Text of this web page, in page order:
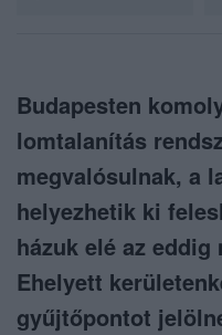
Budapesten
lomtalanítás
megvalósulnak, a
helyezhetik ki
házuk elé az
Ehelyett
gyűjtőpontot